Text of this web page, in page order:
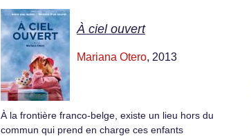
À ciel ouvert
Mariana Otero, 2013
À la frontière franco-belge, existe un lieu hors du
commun qui prend en charge ces enfants